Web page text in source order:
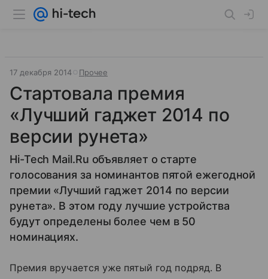
17 декабря 2014 Прочее
Стартовала премия
«Лучший гаджет 2014 по
версии рунета»
Hi-Tech Mail.Ru объявляет о старте
голосования за номинантов пятой ежегодной
премии «Лучший гаджет 2014 по версии
рунета». В этом году лучшие устройства
будут определены более чем в 50
номинациях.
Премия вручается уже пятый год подряд. В